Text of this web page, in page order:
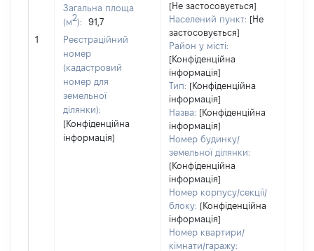
1
Загальна площа
(м2):
91,7
Реєстраційний
номер
(кадастровий
номер для
земельної
ділянки):
[Конфіденційна
інформація]
[Не застосовується]
Населений пункт: [Не
застосовується]
Район у місті:
[Конфіденційна
інформація]
Тип: [Конфіденційна
інформація]
Назва: [Конфіденційна
інформація]
Номер будинку/
земельної ділянки:
[Конфіденційна
інформація]
Номер корпусу/секції/
блоку: [Конфіденційна
інформація]
Номер квартири/
кімнати/гаражу: